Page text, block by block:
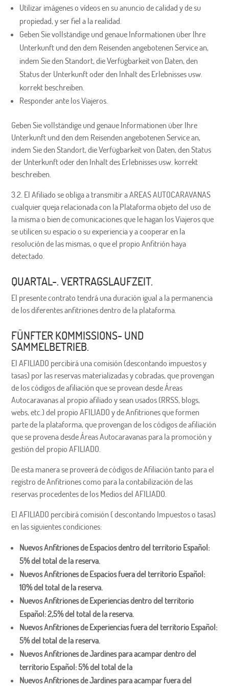
Utilizar imágenes o vídeos en su anuncio de calidad y de su
propiedad, y ser fiel a la realidad.
Geben Sie vollständige und genaue Informationen über Ihre
Unterkunft und den dem Reisenden angebotenen Service an,
indem Sie den Standort, die Verfügbarkeit von Daten, den
Status der Unterkunft oder den Inhalt des Erlebnisses usw.
korrekt beschreiben.
Responder ante los Viajeros.
Geben Sie vollständige und genaue Informationen über Ihre
Unterkunft und den dem Reisenden angebotenen Service an,
indem Sie den Standort, die Verfügbarkeit von Daten, den Status
der Unterkunft oder den Inhalt des Erlebnisses usw. korrekt
beschreiben.
3.2. El Afiliado se obliga a transmitir a AREAS AUTOCARAVANAS
cualquier queja relacionada con la Plataforma objeto del uso de
la misma o bien de comunicaciones que le hagan los Viajeros que
se utilicen su espacio o su experiencia y a cooperar en la
resolución de las mismas, o que el propio Anfitrión haya
detectado.
QUARTAL-. VERTRAGSLAUFZEIT.
El presente contrato tendrá una duración igual a la permanencia
de los diferentes anfitriones dentro de la plataforma.
FÜNFTER KOMMISSIONS- UND
SAMMELBETRIEB.
El AFILIADO percibirá una comisión (descontando impuestos y
tasas) por las reservas materializadas y cobradas, que provengan
de los códigos de afiliación que se provean desde Áreas
Autocaravanas al propio afiliado y sean usados (RRSS, blogs,
webs, etc.) del propio AFILIADO y de Anfitriones que formen
parte de la plataforma, que provengan de los códigos de afiliación
que se provena desde Áreas Autocaravanas para la promoción y
gestión del propio AFILIADO.
De esta manera se proveerá de códigos de Afiliación tanto para el
registro de Anfitriones como para la contabilización de las
reservas procedentes de los Medios del AFILIADO.
El AFILIADO percibirá comisión ( descontando Impuestos o tasas)
en las siguientes condiciones:
Nuevos Anfitriones de Espacios dentro del territorio Español:
5% del total de la reserva.
Nuevos Anfitriones de Espacios fuera del territorio Español:
10% del total de la reserva.
Nuevos Anfitriones de Experiencias dentro del territorio
Español: 2,5% del total de la reserva.
Nuevos Anfitriones de Experiencias fuera del territorio Español:
5% del total de la reserva.
Nuevos Anfitriones de Jardines para acampar dentro del
territorio Español: 5% del total de la
Nuevos Anfitriones de Jardines para acampar fuera del